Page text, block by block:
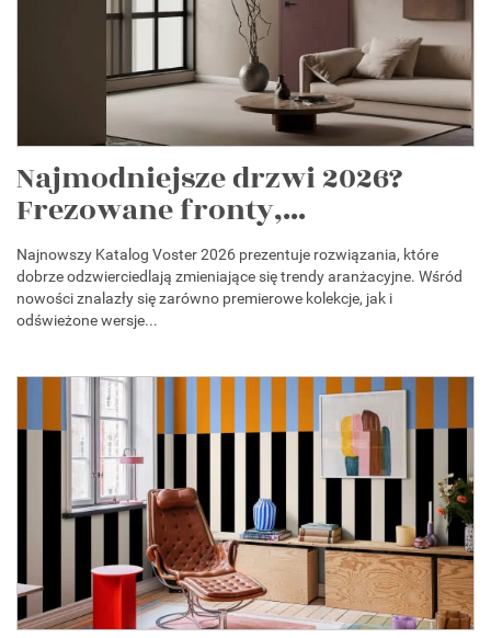
Najmodniejsze drzwi 2026?
Frezowane fronty,...
Najnowszy Katalog Voster 2026 prezentuje rozwiązania, które
dobrze odzwierciedlają zmieniające się trendy aranżacyjne. Wśród
nowości znalazły się zarówno premierowe kolekcje, jak i
odświeżone wersje...